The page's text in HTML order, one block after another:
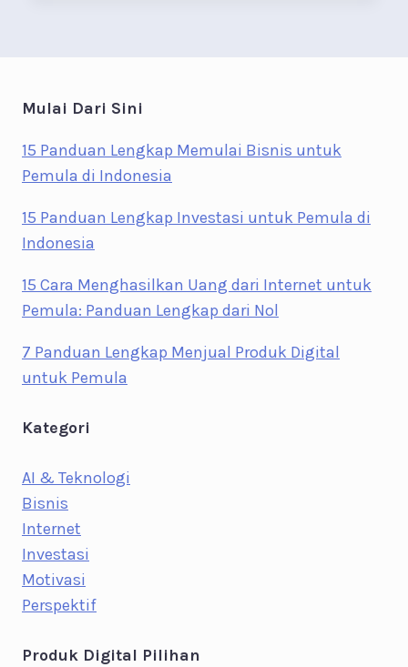
Mulai Dari Sini
15 Panduan Lengkap Memulai Bisnis untuk
Pemula di Indonesia
15 Panduan Lengkap Investasi untuk Pemula di
Indonesia
15 Cara Menghasilkan Uang dari Internet untuk
Pemula: Panduan Lengkap dari Nol
7 Panduan Lengkap Menjual Produk Digital
untuk Pemula
Kategori
AI & Teknologi
Bisnis
Internet
Investasi
Motivasi
Perspektif
Produk Digital Pilihan